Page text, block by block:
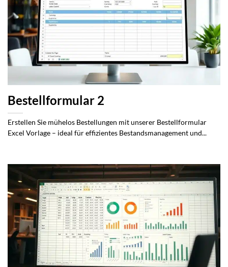
Bestellformular 2
Erstellen Sie mühelos Bestellungen mit unserer Bestellformular
Excel Vorlage – ideal für effizientes Bestandsmanagement und...